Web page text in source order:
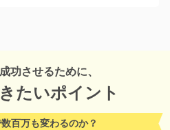
功させるために、
たいポイント
百万も変わるのか？